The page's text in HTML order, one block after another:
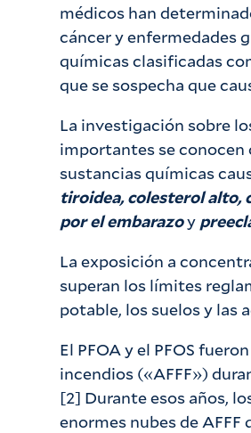
médicos han
cáncer y enfermedades
químicas clasificadas
que se sospecha que
La investigación sobre
importantes se conocen
sustancias químicas
tiroidea, colesterol alto,
por el embarazoy
La exposición a
superan los límites
potable, los suelos y las
El PFOA y el PFOS
incendios («AFFF»)
[2] Durante esos años,
enormes nubes de